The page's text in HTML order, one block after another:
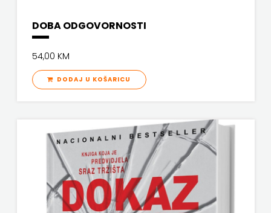
DOBA ODGOVORNOSTI
54,00 KM
DODAJ U KOŠARICU